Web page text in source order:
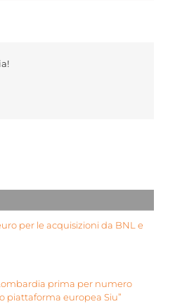
per le acquisizioni da BNL e
prima per numero
piattaforma europea Siu”